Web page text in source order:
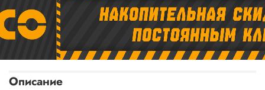
Описание